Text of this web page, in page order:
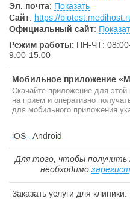
Эл. почта: Показать
Сайт: https://
Официальный сайт:
Режим работы: ПН-ЧТ:
9.00-15.00
Мобильное приложение
Скачайте приложение для этой
на прием и оперативно
для мобильного приложения
iOS Android
Для того, чтобы получить
необходимо
Заказать услуги для клиники: